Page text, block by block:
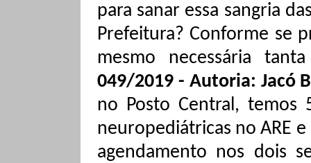
para sanar essa sangria
Prefeitura? Conforme se
mesmo necessária
049/2019 - Autoria: Jacó
no Posto Central, temos
neuropediátricas no ARE
agendamento nos dois